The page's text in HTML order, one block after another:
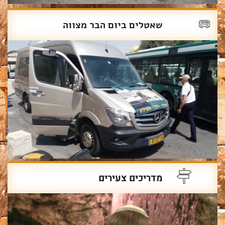
שאטלים ביום הבר מצווה
מדריכים צעירים